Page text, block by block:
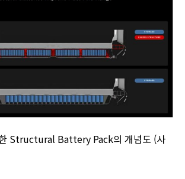
Structural Battery Pack의 개념도 (사